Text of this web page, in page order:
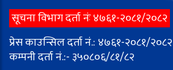
सूचना विभाग दर्ता नंः ४७६१-२०८१/२०८२
प्रेस काउन्सिल दर्ता नं.: ४७६१-२०८१/२०८२
कम्पनी दर्ता नं.:- ३५०८०६/८१/८२